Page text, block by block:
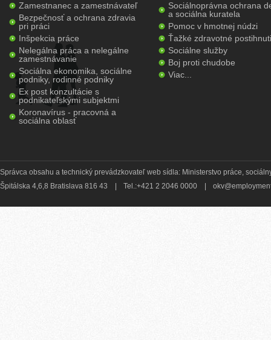
Zamestnanec a zamestnávateľ
Bezpečnosť a ochrana zdravia
pri práci
Inšpekcia práce
Nelegálna práca a nelegálne
zamestnávanie
Sociálna ekonomika, sociálne
podniky, rodinné podniky
Ex post konzultácie s
podnikateľskými subjektmi
Koronavírus - pracovná a
sociálna oblasť
Sociálnoprávna ochrana
a sociálna kuratela
Pomoc v hmotnej núdzi
Ťažké zdravotné
Sociálne služby
Boj proti chudobe
Viac...
Správca obsahu a technický prevádzkovateľ web sídla: Ministerstvo práce,
Špitálska 4,6,8 Bratislava 816 43
Tel.:+421 2 2046 0000